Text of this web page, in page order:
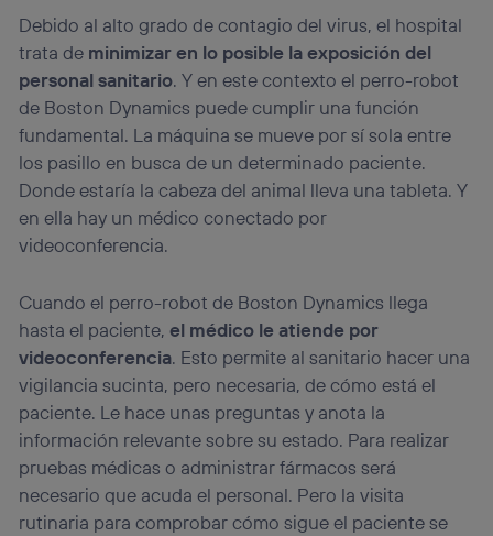
Debido al alto grado de contagio del virus, el hospital
trata de minimizar en lo posible la exposición del
personal sanitario. Y en este contexto el perro-robot
de Boston Dynamics puede cumplir una función
fundamental. La máquina se mueve por sí sola entre
los pasillo en busca de un determinado paciente.
Donde estaría la cabeza del animal lleva una tableta. Y
en ella hay un médico conectado por
videoconferencia.
Cuando el perro-robot de Boston Dynamics llega
hasta el paciente,el médico le atiende por
videoconferencia. Esto permite al sanitario hacer una
vigilancia sucinta, pero necesaria, de cómo está el
paciente. Le hace unas preguntas y anota la
información relevante sobre su estado. Para realizar
pruebas médicas o administrar fármacos será
necesario que acuda el personal. Pero la visita
rutinaria para comprobar cómo sigue el paciente se
Si utilizas una
conexión de banda ancha
(p. ej., Wi-Fi),
el marketing o análisis se realizará en función de las
actividades de navegación de los miembros del hogar
que hayan dado su consentimiento.
Si utilizas datos móviles , el marketing será más
personalizado, ya que se basará únicamente en la
navegación del usuario del móvil.
Puedes gestionar los consentimientos Utiq seleccionando
“Administrar Utiq” en la parte inferior de esta página web o
visitando el portal de privacidad de Utiq